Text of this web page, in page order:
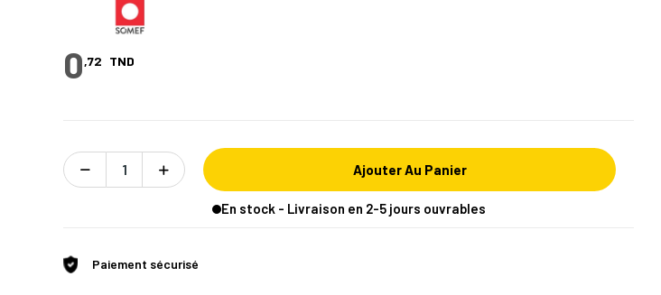
0,72 TND
Ajouter Au Panier
En stock - Livraison en 2-5 jours ouvrables
Paiement sécurisé